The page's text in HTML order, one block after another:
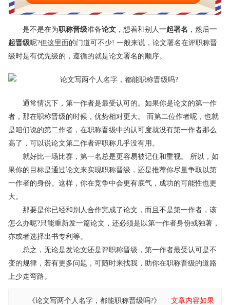
是不是在为职称晋级准备论文 ，想着和别人 一起署名 ，然后一
起晋级呢?但这里面的门道可不少! 一般来说，论文署名在评职称晋
级时是有优先级的，遵循的就是论文署名的顺序。
通常情况下，第一作者是最受认可的。如果你是论文的第一作
者，那在职称晋级的时候，优势相对更大。 而第二位作者呢，也就
是咱们说的第二作者，在职称晋级中的认可度就没有第一作者那么
高了，可以说论文第二作者评职称几乎没有用。
就好比一场比赛，第一名总是更容易被记住和重视。 所以，如
果你的目标是通过论文来实现职称晋级，还是推荐你尽量争取以第
一作者的身份。这样，你在竞争中会更有底气，成功的可能性也更
大。
那要是你已经和别人合作完成了论文，而且不是第一作者，该
怎么办呢?只能重新发一篇论文，还必须是以第一作者身份或独著，
亦或者选择出书专利等。
总之，无论是发论文还是评职称晋级，第一作者最受认可是不
变的规律，若有更多问题，可随时来找我，助你在职称晋级的道路
上少走弯路。
《论文写两个人名字，都能职称晋级吗?》
文章内容如果